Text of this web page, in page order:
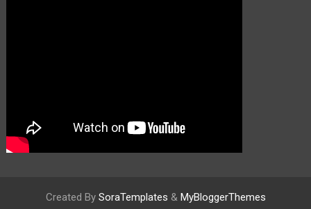
Created By SoraTemplates & MyBloggerThemes